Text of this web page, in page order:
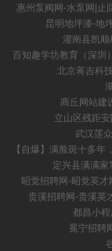
惠州泵阀网-水泵网|止
昆明地坪漆-地
灌南县凯顺
百知趣学坊教育（深圳
北京蒋吉科
商丘网站建
立山区残距
武汉莲
【自爆】满脸斑十多年
定兴县满满家
昭觉招聘网-昭觉英才
贵溪招聘网-贵溪英
都昌小
冕宁招聘